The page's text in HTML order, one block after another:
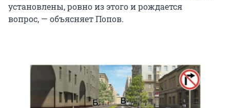
установлены, ровно из этого и рождается
вопрос, — объясняет Попов.